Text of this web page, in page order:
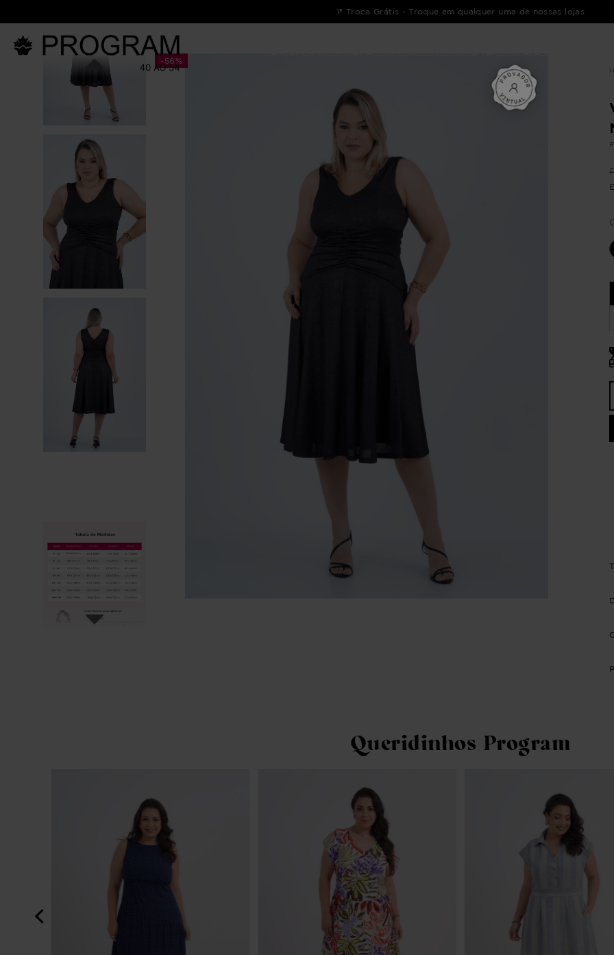
1ª Troca Grátis - Troque em qualquer uma de nossas lojas
- 56%
Queridinhos Program